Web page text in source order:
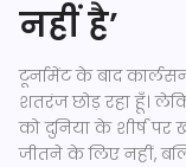
नहीं है’
टूर्नामेंट के बाद
शतरंज छोड़ रहा हूँ।
को दुनिया के शीर्ष
जीतने के लिए नहीं,